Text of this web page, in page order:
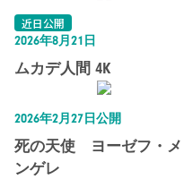
近日公開
2026年8月21日
ムカデ人間 4K
2026年2月27日公開
死の天使 ヨーゼフ・メ
ンゲレ